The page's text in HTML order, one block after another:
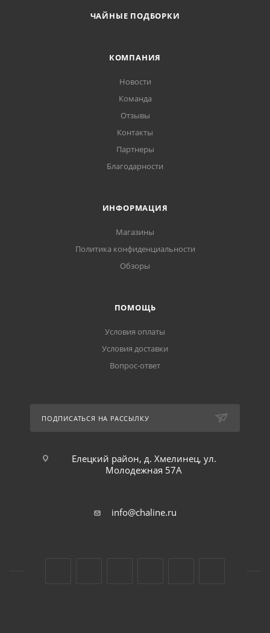
ЧАЙНЫЕ ПОДБОРКИ
КОМПАНИЯ
Новости
Команда
Отзывы
Контакты
Партнеры
Благодарности
ИНФОРМАЦИЯ
Магазины
Политика конфиденциальности
Обзоры
ПОМОЩЬ
Условия оплаты
Условия доставки
Вопрос-ответ
ПОДПИСАТЬСЯ НА РАССЫЛКУ
Елецкий район, д. Хмелинец, ул.
Молодежная 57А
info@chaline.ru